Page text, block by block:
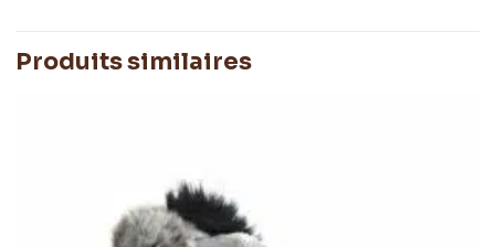
Produits similaires